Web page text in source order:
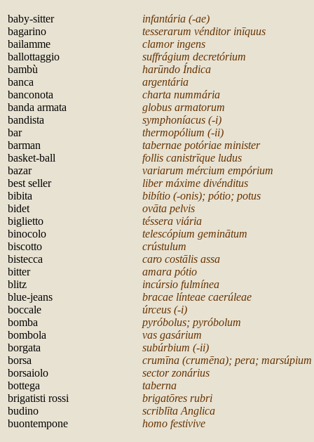
baby-sitter
infantária (-ae)
bagarino
tesserarum vénditor inīquus
bailamme
clamor ingens
ballottaggio
suffrágium decretórium
bambù
harūndo Índica
banca
argentária
banconota
charta nummária
banda armata
globus armatorum
bandista
symphoníacus (-i)
bar
thermopólium (-ii)
barman
tabernae potóriae minister
basket-ball
follis canistrīque ludus
bazar
variarum mércium empórium
best seller
liber máxime divénditus
bibita
bibítio (-onis); pótio; potus
bidet
ovāta pelvis
biglietto
téssera viária
binocolo
telescópium geminātum
biscotto
crústulum
bistecca
caro costālis assa
bitter
amara pótio
blitz
incúrsio fulmínea
blue-jeans
bracae línteae caerúleae
boccale
úrceus (-i)
bomba
pyróbolus; pyróbolum
bombola
vas gasárium
borgata
subúrbium (-ii)
borsa
crumīna (crumēna); pera; marsúpium
borsaiolo
sector zonárius
bottega
taberna
brigatisti rossi
brigatōres rubri
budino
scriblīta Anglica
buontempone
homo festivive